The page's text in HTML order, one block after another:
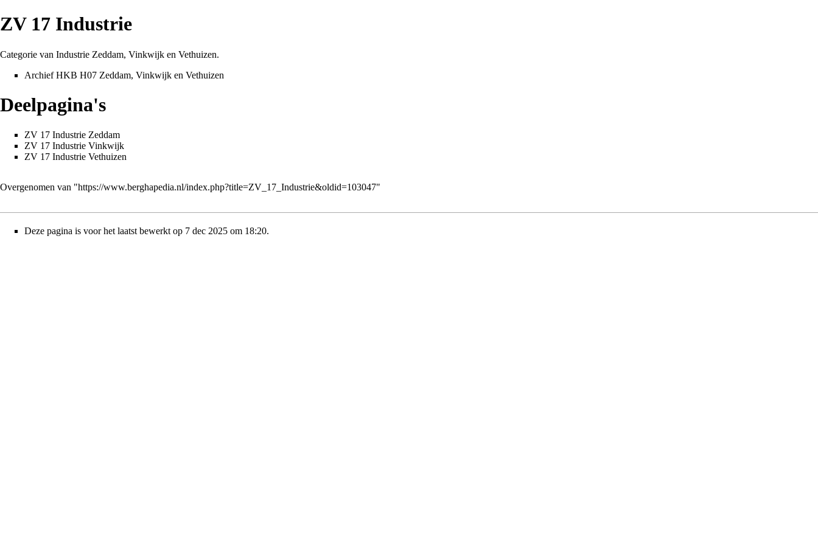
ZV 17 Industrie
Categorie van Industrie Zeddam, Vinkwijk en Vethuizen.
Archief HKB H07 Zeddam, Vinkwijk en Vethuizen
Deelpagina's
ZV 17 Industrie Zeddam
ZV 17 Industrie Vinkwijk
ZV 17 Industrie Vethuizen
Overgenomen van "https://www.berghapedia.nl/index.php?title=ZV_17_Industrie&oldid=103047"
Deze pagina is voor het laatst bewerkt op 7 dec 2025 om 18:20.